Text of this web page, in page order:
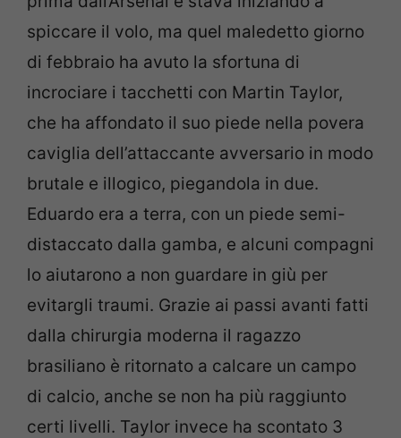
spiccare il volo, ma quel maledetto giorno
di febbraio ha avuto la sfortuna di
incrociare i tacchetti con Martin Taylor,
che ha affondato il suo piede nella povera
caviglia dell’attaccante avversario in modo
brutale e illogico, piegandola in due.
Eduardo era a terra, con un piede semi-
distaccato dalla gamba, e alcuni compagni
lo aiutarono a non guardare in giù per
evitargli traumi. Grazie ai passi avanti fatti
dalla chirurgia moderna il ragazzo
brasiliano è ritornato a calcare un campo
di calcio, anche se non ha più raggiunto
certi livelli. Taylor invece ha scontato 3